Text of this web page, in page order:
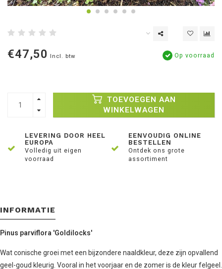
€47,50 Incl. btw Op voorraad
TOEVOEGEN AAN
WINKELWAGEN
LEVERING DOOR HEEL
EUROPA
Volledig uit eigen
voorraad
EENVOUDIG ONLINE
BESTELLEN
Ontdek ons grote
assortiment
INFORMATIE
Pinus parviflora 'Goldilocks'
Wat conische groei met een bijzondere naaldkleur, deze zijn opvallend
geel-goud kleurig. Vooral in het voorjaar en de zomer is de kleur felgeel.